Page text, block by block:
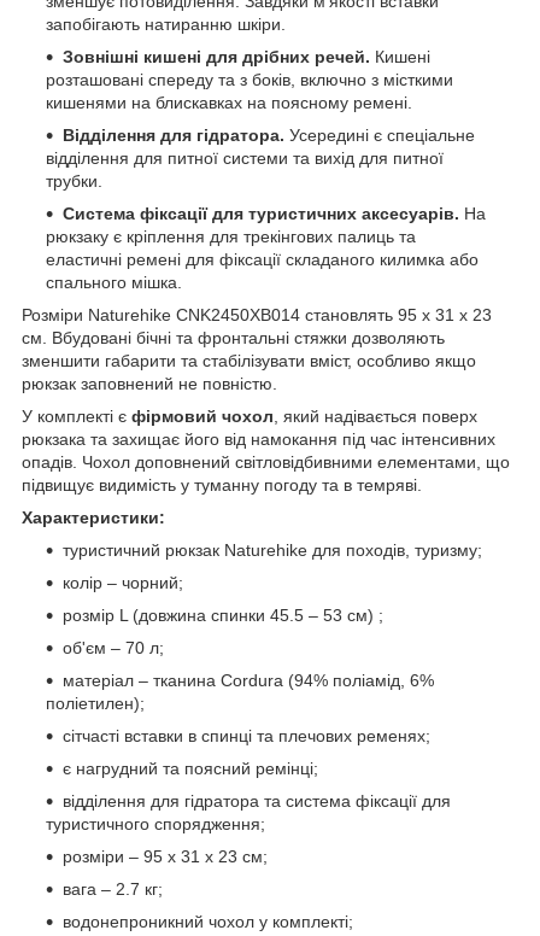
запобігають натиранню шкіри.
Зовнішні кишені для дрібних речей. Кишені
розташовані спереду та з боків, включно з місткими
кишенями на блискавках на поясному ремені.
Відділення для гідратора. Усередині є спеціальне
відділення для питної системи та вихід для питної
трубки.
Система фіксації для туристичних аксесуарів. На
рюкзаку є кріплення для трекінгових палиць та
еластичні ремені для фіксації складаного килимка або
спального мішка.
Розміри Naturehike CNK2450XB014 становлять 95 х 31 х 23
см. Вбудовані бічні та фронтальні стяжки дозволяють
зменшити габарити та стабілізувати вміст, особливо якщо
рюкзак заповнений не повністю.
У комплекті є фірмовий чохол, який надівається поверх
рюкзака та захищає його від намокання під час інтенсивних
опадів. Чохол доповнений світловідбивними елементами, що
підвищує видимість у туманну погоду та в темряві.
Характеристики:
туристичний рюкзак Naturehike для походів, туризму;
колір – чорний;
розмір L (довжина спинки 45.5 – 53 см) ;
об'єм – 70 л;
матеріал – тканина Cordura (94% поліамід, 6%
поліетилен);
сітчасті вставки в спинці та плечових ременях;
є нагрудний та поясний ремінці;
відділення для гідратора та система фіксації для
туристичного спорядження;
розміри – 95 х 31 х 23 см;
вага – 2.7 кг;
водонепроникний чохол у комплекті;